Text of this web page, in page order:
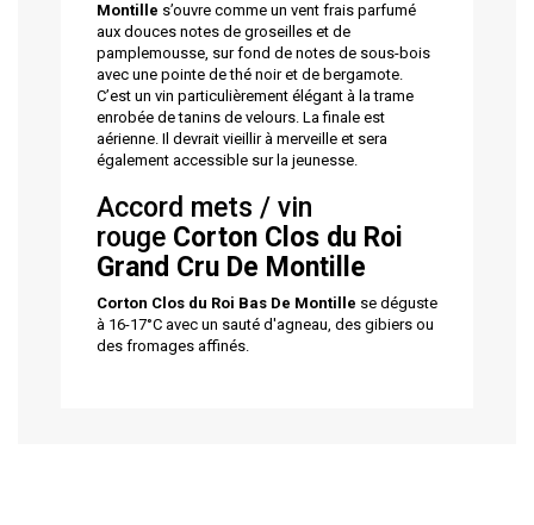
Montille s’ouvre comme un vent frais parfumé
aux douces notes de groseilles et de
pamplemousse, sur fond de notes de sous-bois
avec une pointe de thé noir et de bergamote.
C’est un vin particulièrement élégant à la trame
enrobée de tanins de velours. La finale est
aérienne. Il devrait vieillir à merveille et sera
également accessible sur la jeunesse.
Accord mets / vin
rouge Corton Clos du Roi
Grand CruDe Montille
Corton Clos du Roi BasDe Montille se déguste
à 16-17°C avec un sauté d'agneau, des gibiers ou
des fromages affinés.